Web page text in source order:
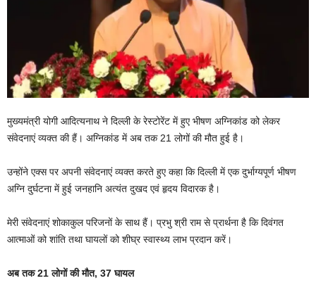
मुख्यमंत्री योगी आदित्यनाथ ने दिल्ली के रेस्टोरेंट में हुए भीषण अग्निकांड को लेकर
संवेदनाएं व्यक्त की हैं। अग्निकांड में अब तक 21 लोगों की मौत हुई है।
उन्होंने एक्स पर अपनी संवेदनाएं व्यक्त करते हुए कहा कि दिल्ली में एक दुर्भाग्यपूर्ण भीषण
अग्नि दुर्घटना में हुई जनहानि अत्यंत दुखद एवं हृदय विदारक है।
मेरी संवेदनाएं शोकाकुल परिजनों के साथ हैं। प्रभु श्री राम से प्रार्थना है कि दिवंगत
आत्माओं को शांति तथा घायलों को शीघ्र स्वास्थ्य लाभ प्रदान करें।
अब तक 21 लोगों की मौत, 37 घायल